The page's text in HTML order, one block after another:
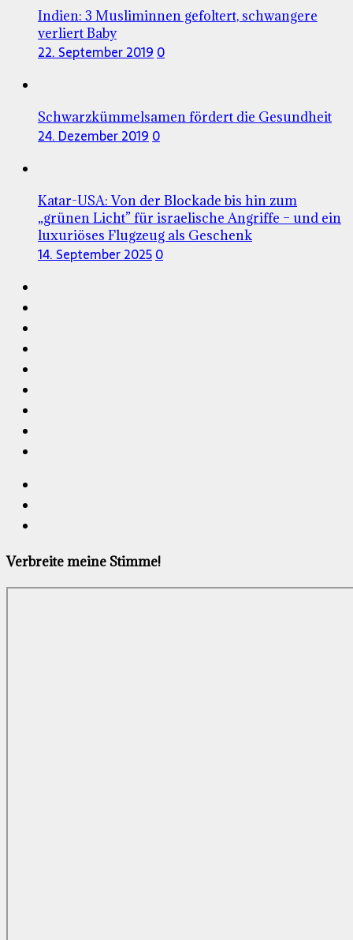
Indien: 3 Musliminnen gefoltert, schwangere
verliert Baby
22. September 2019 0
Schwarzkümmelsamen fördert die Gesundheit
24. Dezember 2019 0
Katar-USA: Von der Blockade bis hin zum
„grünen Licht” für israelische Angriffe – und ein
luxuriöses Flugzeug als Geschenk
14. September 20250
Verbreite meine Stimme!